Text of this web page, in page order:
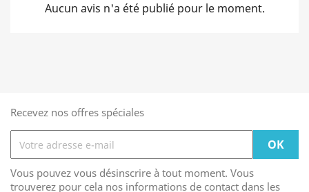
Aucun avis n'a été publié pour le moment.
Recevez nos offres spéciales
Vous pouvez vous désinscrire à tout moment. Vous
trouverez pour cela nos informations de contact dans les